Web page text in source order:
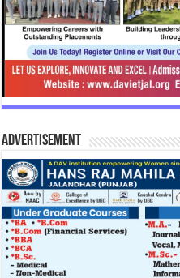
Advertisement